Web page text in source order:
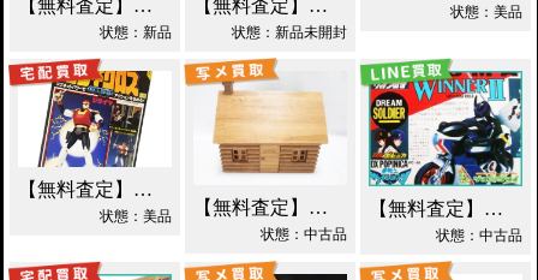
【無料査定】昭和レトロ玩具歓迎 ｜ S.I.C. 仮面ライダーオーズ ラトラーターコンボ買取
状態：新品
【無料査定】昭和レトロ玩具歓迎 ｜ ガンダムフィックスフィギュレーション GFF おまとめ買取！
状態：新品未開封
状態：美品
【無料査定】昭和レトロ玩具歓迎 ｜ 世界忍者戦ジライヤ DX磁気 買取！
状態：美品 【無料査定】昭和レトロ玩具歓迎 ｜ エポック 木製 丸太小屋 シルバニアファミリー 買取！
状態：中古品
【無料査定】昭和レトロ玩具歓迎 ｜ 超合金 DXポピニカ ウィナア2世 夢戦士ウイングマン PC-46 買取！
状態：中古品